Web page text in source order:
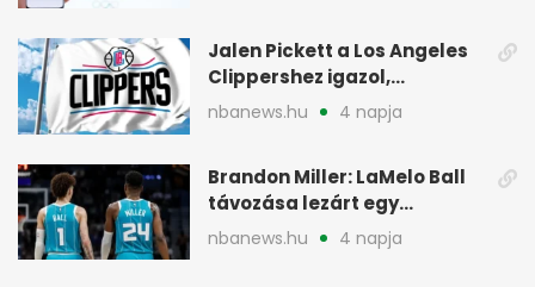
Jalen Pickett a Los Angeles
Clippershez igazol,
kétirányú szerződéssel
nbanews.hu 4 napja
Brandon Miller: LaMelo Ball
távozása lezárt egy
korszakot a Hornetsnél
nbanews.hu 4 napja